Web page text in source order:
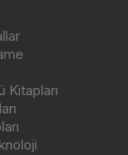
Kitapları